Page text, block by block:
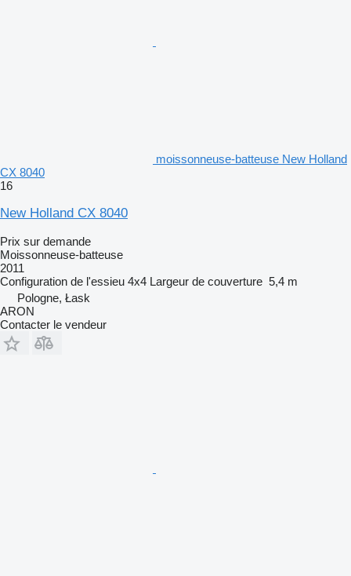
moissonneuse-batteuse New Holland
CX 8040
16
New Holland CX 8040
Prix sur demande
Moissonneuse-batteuse
2011
Configuration de l'essieu 4x4 Largeur de couverture 5,4 m
Pologne, Łask
ARON
Contacter le vendeur